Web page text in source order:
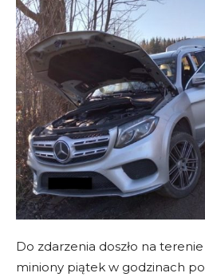
Do zdarzenia doszło na
miniony piątek w godzinach